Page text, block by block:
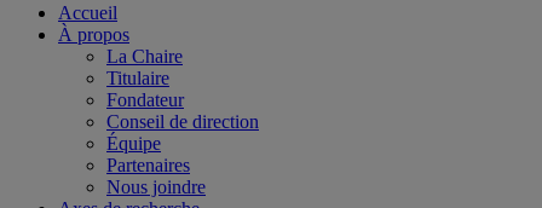
Accueil
À propos
La Chaire
Titulaire
Fondateur
Conseil de direction
Équipe
Partenaires
Nous joindre